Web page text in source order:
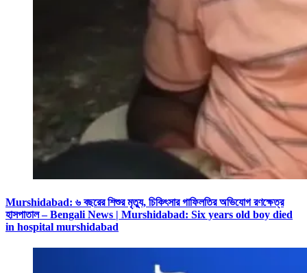
Murshidabad: ৬ বছরের শিশুর মৃত্যু, চিকিৎসার গাফিলতির অভিযোগ রণক্ষেত্র
হাসপাতাল – Bengali News | Murshidabad: Six years old boy died
in hospital murshidabad